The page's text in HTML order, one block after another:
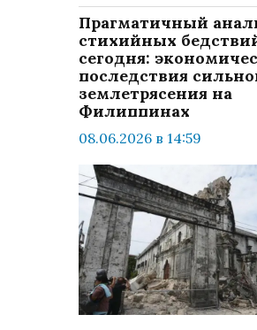
Прагматичный
стихийных
сегодня:
последствия
землетрясения на
Филиппинах
08.06.2026 в 14:59
комментариев: 0